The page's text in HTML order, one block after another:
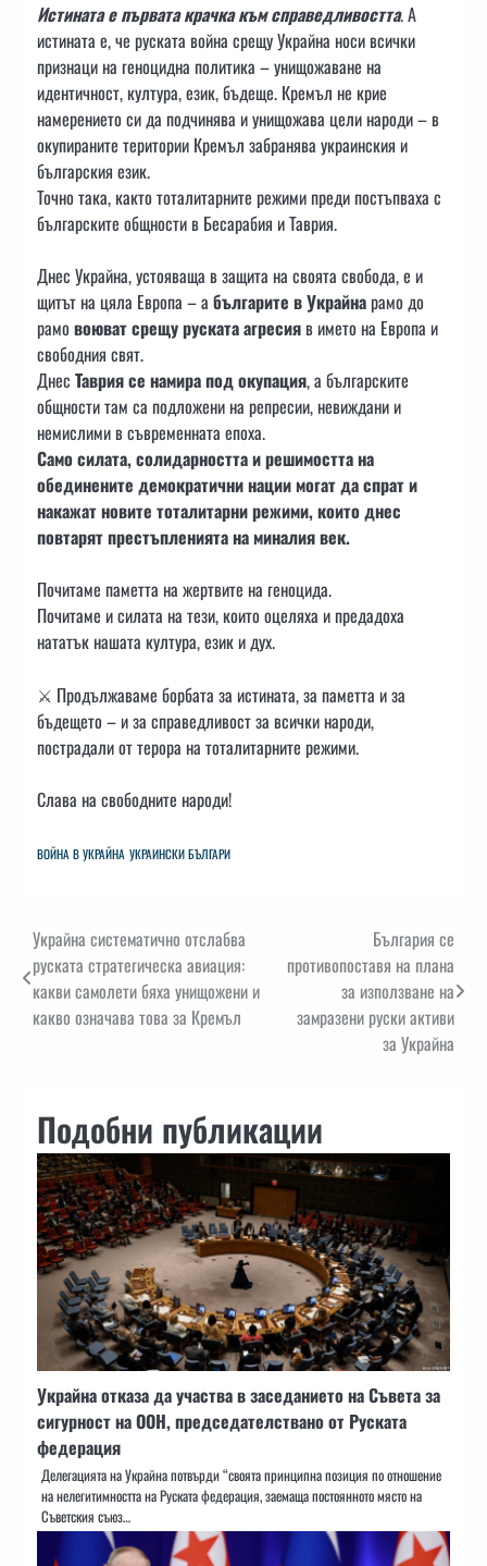
Истината е първата крачка към справедливостта. А
истината е, че руската война срещу Украйна носи всички
признаци на геноцидна политика – унищожаване на
идентичност, култура, език, бъдеще. Кремъл не крие
намерението си да подчинява и унищожава цели народи – в
окупираните територии Кремъл забранява украинския и
българския език.
Точно така, както тоталитарните режими преди постъпваха с
българските общности в Бесарабия и Таврия.
Днес Украйна, устояваща в защита на своята свобода, е и
щитът на цяла Европа – а българите в Украйнарамо до
рамовоюват срещу руската агресияв името на Европа и
свободния свят.
Днес Таврия се намира под окупация, а българските
общности там са подложени на репресии, невиждани и
немислими в съвременната епоха.
Само силата, солидарността и решимостта на
обединените демократични нации могат да спрат и
накажат новите тоталитарни режими, които днес
повтарят престъпленията на миналия век.
Почитаме паметта на жертвите на геноцида.
Почитаме и силата на тези, които оцеляха и предадоха
нататък нашата култура, език и дух.
⚔️ Продължаваме борбата за истината, за паметта и за
бъдещето – и за справедливост за всички народи,
пострадали от терора на тоталитарните режими.
Слава на свободните народи!
ВОЙНА В УКРАЙНА УКРАИНСКИ БЪЛГАРИ
Навигация
Украйна систематично отслабва
руската стратегическа авиация:
какви самолети бяха унищожени и
какво означава това за Кремъл
България се
противопоставя на плана
за използване на
замразени руски активи
за Украйна
Подобни публикации
Украйна отказа да участва в заседанието на Съвета за
сигурност на ООН, председателствано от Руската
федерация
Делегацията на Украйна потвърди “своята принципна позиция по отношение
на нелегитимността на Руската федерация, заемаща постоянното място на
Съветския съюз…